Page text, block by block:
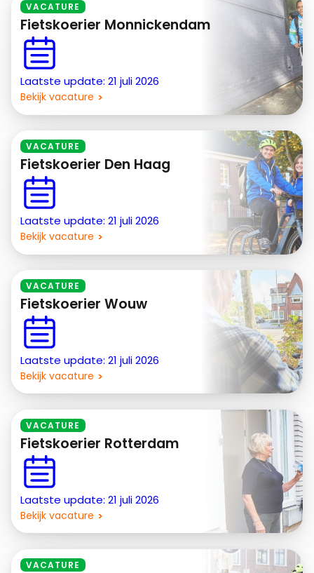
VACATURE
Fietskoerier Monnickendam
Laatste update: 21 juli 2026
Bekijk vacature
VACATURE
Fietskoerier Den Haag
Laatste update: 21 juli 2026
Bekijk vacature
VACATURE
Fietskoerier Wouw
Laatste update: 21 juli 2026
Bekijk vacature
VACATURE
Fietskoerier Rotterdam
Laatste update: 21 juli 2026
Bekijk vacature
VACATURE